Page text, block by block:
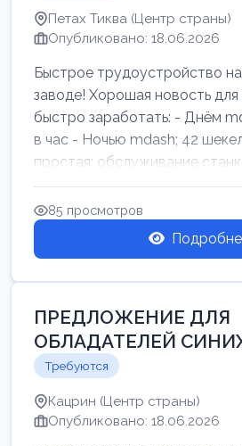
Петах Тиква (Центр страны)
Опубликовано: 18.06.2026
Быстрое трудоустройство
заводе! Хорошая новость
быстро заработать: - Днём
в час - Ночью mdash; 42
простая: обслуживание
85 просмотров
ПРЕДЛОЖЕНИЕ ДЛЯ
ОБЛАДАТЕЛЕЙ
Требуются
Кацрин (Центр страны)
Опубликовано: 18.06.2026